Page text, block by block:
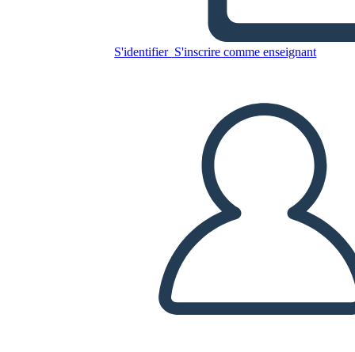
S'identifier S'inscrire comme enseignant
Copiez ce storyboard
LIRE LE DIAPORAMA
LIS-MOI